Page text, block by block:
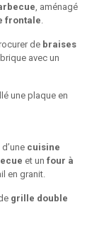
, aménagé
frontale
de braises
avec un
une plaque en
cuisine
et un four à
en granit.
grille double